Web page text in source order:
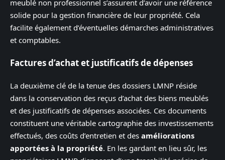
meublé non professionnel s’assurent d’avoir une référence
solide pour la gestion financière de leur propriété. Cela
facilite également d’éventuelles démarches administratives
et comptables.
Factures d’achat et justificatifs de dépenses
La deuxième clé de la tenue des dossiers LMNP réside
dans la conservation des reçus d’achat des biens meublés
et des justificatifs de dépenses associées. Ces documents
constituent une véritable cartographie des investissements
effectués, des coûts d’entretien et des améliorations
apportées à la propriété. En les gardant en lieu sûr, les